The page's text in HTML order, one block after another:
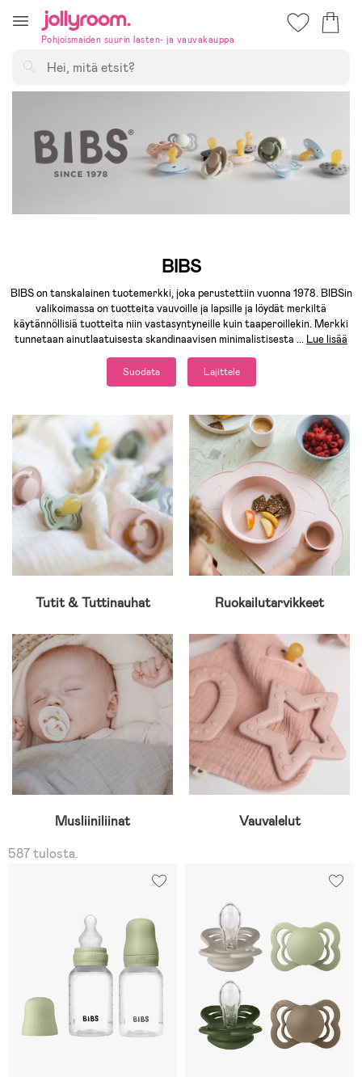
till
innehålletPohjoismaiden suurin lasten- ja vauvakauppa
BIBS
BIBS on tanskalainen tuotemerkki, joka perustettiin vuonna 1978. BIBSin
valikoimassa on tuotteita vauvoille ja lapsille ja löydät merkiltä
käytännöllisiä tuotteita niin vastasyntyneille kuin taaperoillekin. Merkki
tunnetaan ainutlaatuisesta skandinaavisen minimalistisesta ... Lue lisää
Suodata Lajittele
Tutit & Tuttinauhat Ruokailutarvikkeet
Musliiniliinat
Vauvalelut
587 tulosta.